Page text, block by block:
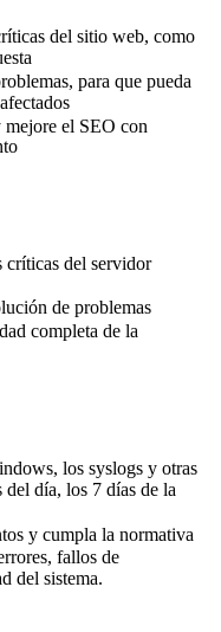
del sitio web, como
para que pueda
el SEO con
críticas del servidor
de problemas
completa de la
los syslogs y otras
del día, los 7 días de la
y cumpla la normativa
fallos de
del sistema.